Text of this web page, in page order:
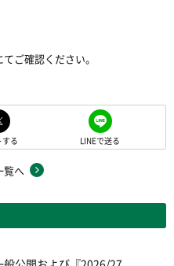
てご確認ください。
る LINEで送る
覧へ